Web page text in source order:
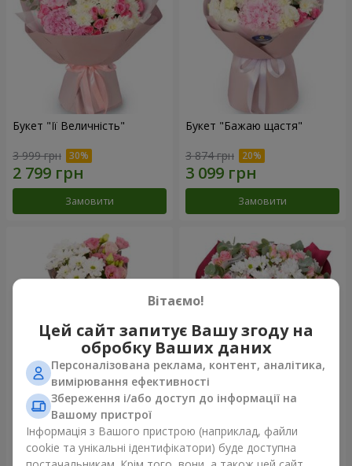
Букет "Її Величність"
3 999 грн
Замовити
Букет "Бажаю щастя"
3 874 грн
Замовити
Букет "Юмокі"
1 175 грн
Букет "Чарівність ніжності"
3 199 грн
Вітаємо!
Цей сайт запитує Вашу згоду на
обробку Ваших даних
Персоналізована реклама, контент, аналітика,
вимірювання ефективності
Збереження і/або доступ до інформації на
Вашому пристрої
Інформація з Вашого пристрою (наприклад, файли
cookie та унікальні ідентифікатори) буде доступна